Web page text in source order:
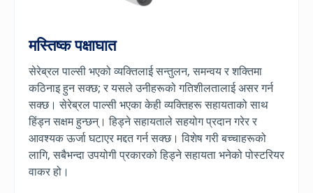
मस्तिष्क पक्षाघात
सेरेब्रल पाल्सी भएको व्यक्तिलाई सन्तुलन, समन्वय र शक्तिमा
कठिनाइ हुन सक्छ; र यसले उनीहरूको गतिशीलतालाई असर गर्न
सक्छ। सेरेब्रल पाल्सी भएका केही व्यक्तिहरू सहायताको साथ
हिंड्न सक्षम हुन्छन्। हिड्ने सहायताले सहयोग प्रदान गरेर र
आवश्यक ऊर्जा घटाएर मद्दत गर्न सक्छ। विशेष गरी बच्चाहरूको
लागि, सबैभन्दा उपयोगी प्रकारको हिड्ने सहायता भनेको पोस्टरियर
वाकर हो।